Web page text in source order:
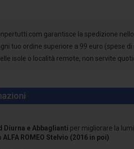
garantisce la spedizione
tuo ordine superiore a 99 euro (spese
isole o località remote, non servite
Diurna e Abbaglianti per migliorare la
ALFA ROMEO Stelvio (2016 in poi)